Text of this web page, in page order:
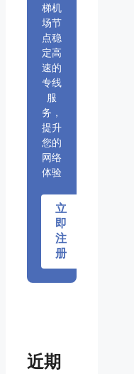
梯机
场节
点稳
定高
速的
专线
服
务，
提升
您的
网络
体验
立
即
注
册
近期